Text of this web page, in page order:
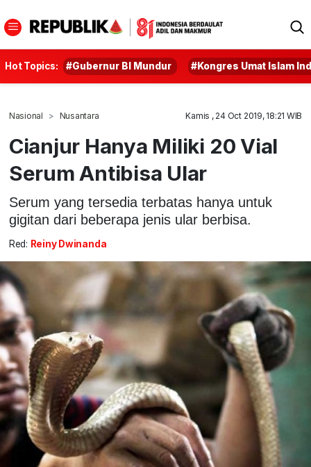
Hot Topics: #Gubernur BI Mundur #Kongres Umat Islam
Nasional Nusantara Kamis , 24 Oct 2019, 18:21 WIB
Cianjur Hanya Miliki 20 Vial
Serum Antibisa Ular
Serum yang tersedia terbatas hanya untuk
gigitan dari beberapa jenis ular berbisa.
Red: Reiny Dwinanda